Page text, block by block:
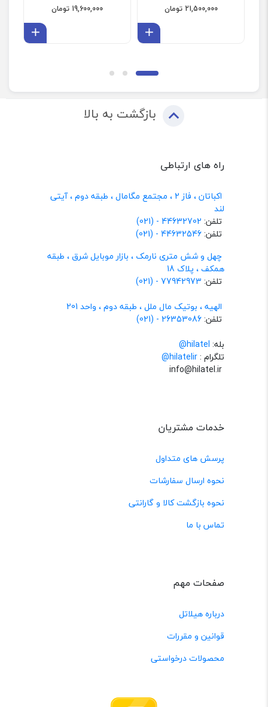
21,500,000 تومان
19,600,000 تومان
بازگشت به بالا
راه های ارتباطی
اکباتان ، فاز 2 ، مجتمع مگامال ، طبقه دوم ، آیتی
لند
تلفن: 44632702 - (021)
تلفن:44632546 - (021)
چهل و شش متری نارمک ، بازار موبایل شرق ، طبقه
همکف ، پلاک 18
تلفن: 77942973 - (021)
الهیه ، بوتیک مال ملل ، طبقه دوم ، واحد 201
تلفن:26353086 - (021)
بله: hilatel@
تلگرام :@hilatelir
خدمات مشتریان
پرسش های متداول
نحوه ارسال سفارشات
نحوه بازگشت کالا و گارانتی
تماس با ما
صفحات مهم
درباره هیلاتل
قوانین و مقررات
محصولات درخواستی